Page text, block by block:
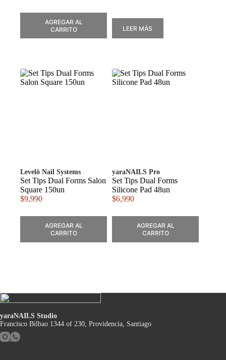
AGREGAR AL
CARRITO
LEER MÁS
Levelō Nail Systems
Set Tips Dual Forms Salon
Square 150un
$9,990
AGREGAR AL
CARRITO
yaraNAILS Pro
Set Tips Dual Forms
Silicone Pad 48un
$6,990
AGREGAR AL
CARRITO
yaraNAILS Studio
Francisco Bilbao 1344 of 230, Providencia, Santiago